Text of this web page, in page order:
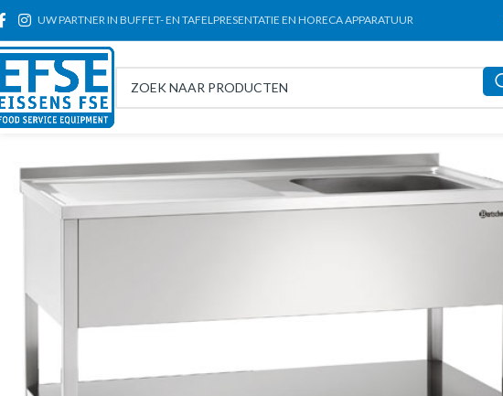
UW PARTNER IN BUFFET- EN TAFELPRESENTATIE EN HORECA APPARATUUR